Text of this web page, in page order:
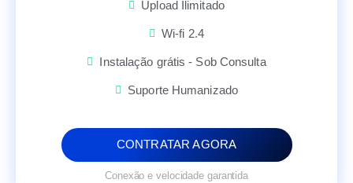
Upload Ilimitado
Wi-fi 2.4
Instalação grátis - Sob Consulta
Suporte Humanizado
CONTRATAR AGORA
Conexão e velocidade garantida